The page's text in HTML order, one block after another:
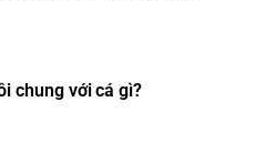
chung với cá gì?